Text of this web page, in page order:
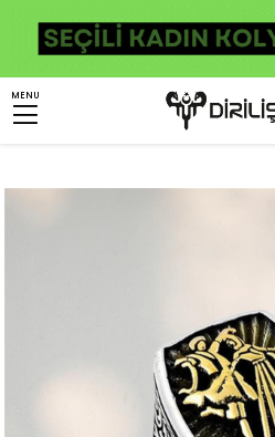
MENU
Erkek Gümüş Yüzük
Çerkes Dans Eden Figürü Model Gümüş Erkek Yüzük